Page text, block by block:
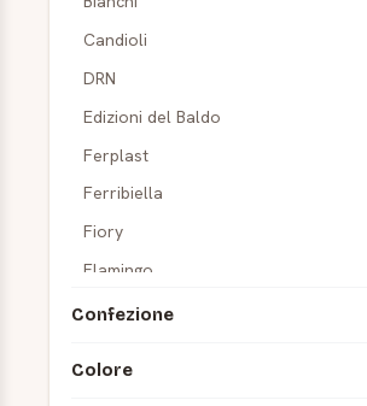
Candioli
DRN
Edizioni del Baldo
Ferplast
Ferribiella
Fiory
Flamingo
Fly Raggio di Sole
Confezione
1 kg
Colore